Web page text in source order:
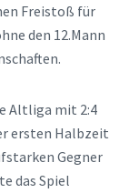
Freistoß für
den 12.Mann
Altliga mit 2:4
ersten Halbzeit
Gegner
das Spiel